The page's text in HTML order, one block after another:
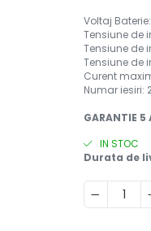
Voltaj
Tensiune de
Tensiune de
Tensiune de
Curent
Numar iesiri:
GARANTIE 5
IN STOC
Durata de